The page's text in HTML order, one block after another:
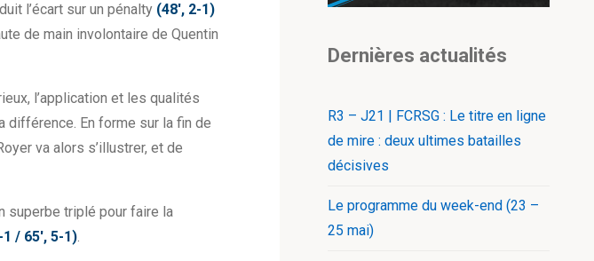
l’écart sur un pénalty (48′, 2-1)
de main involontaire de Quentin
l’application et les qualités
différence. En forme sur la fin de
va alors s’illustrer, et de
superbe triplé pour faire la
1 / 65′, 5-1).
Dernières actualités
R3 – J21 | FCRSG : Le titre en ligne
de mire : deux ultimes batailles
décisives
Le programme du week-end (23 –
25 mai)